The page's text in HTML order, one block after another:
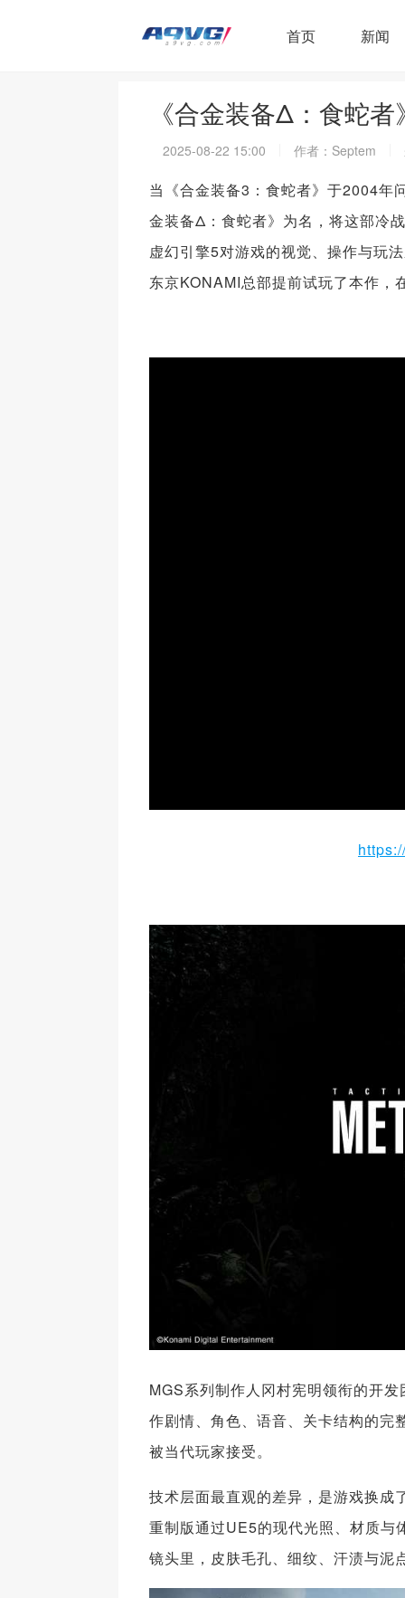
首页 新闻
《合金装备Δ：食蛇
2025-08-22 15:00 作者：Septem
当《合金装备3：食蛇者》于2004年
金装备Δ：食蛇者》为名，将这部冷
虚幻引擎5对游戏的视觉、操作与玩
东京KONAMI总部提前试玩了本作，
MGS系列制作人冈村宪明领衔的开
作剧情、角色、语音、关卡结构的完
被当代玩家接受。
技术层面最直观的差异，是游戏换
重制版通过UE5的现代光照、材质与
镜头里，皮肤毛孔、细纹、汗渍与泥